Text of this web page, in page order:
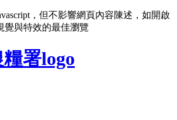
，但不影響網頁內容陳述，如開啟
覺與特效的最佳瀏覽